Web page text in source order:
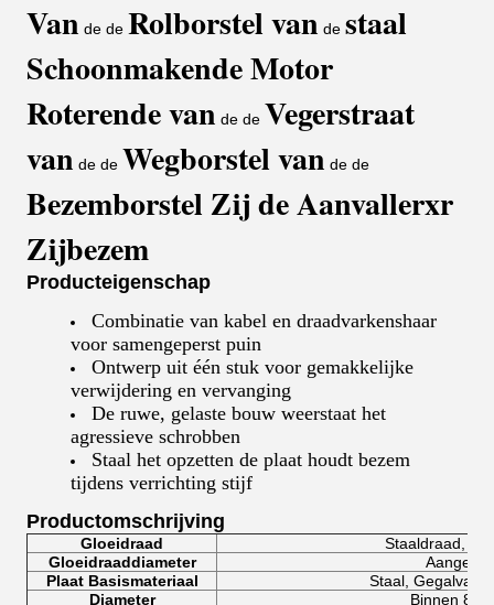
Van de de Rolborstel van de staal
Schoonmakende Motor
Roterende van de de Vegerstraat
van de de Wegborstel van de de
Bezemborstel Zij de Aanvallerxr
Zijbezem
Producteigenschap
Combinatie van kabel en draadvarkenshaar
voor samengeperst puin
Ontwerp uit één stuk voor gemakkelijke
verwijdering en vervanging
De ruwe, gelaste bouw weerstaat het
agressieve schrobben
Staal het opzetten de plaat houdt bezem
tijdens verrichting stijf
Productomschrijving
Gloeidraad
Staaldraad,
Gloeidraaddiameter
Plaat Basismateriaal
Staal,
Diameter
Binnen